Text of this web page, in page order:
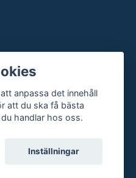
anpassa det innehåll
att du ska få bästa
handlar hos oss.
Inställningar